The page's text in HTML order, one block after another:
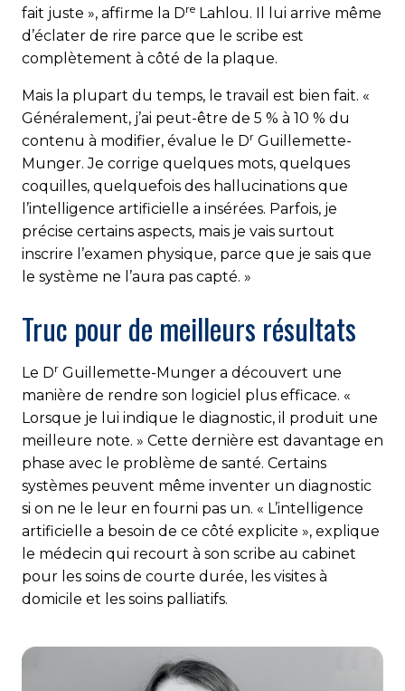
fait juste », affirme la Dre Lahlou. Il lui arrive même
d’éclater de rire parce que le scribe est
complètement à côté de la plaque.
Mais la plupart du temps, le travail est bien fait. «
Généralement, j’ai peut-être de 5 % à 10 % du
contenu à modifier, évalue le Dr Guillemette-
Munger. Je corrige quelques mots, quelques
coquilles, quelquefois des hallucinations que
l’intelligence artificielle a insérées. Parfois, je
précise certains aspects, mais je vais surtout
inscrire l’examen physique, parce que je sais que
le système ne l’aura pas capté. »
Truc pour de meilleurs résultats
Le Dr Guillemette-Munger a découvert une
manière de rendre son logiciel plus efficace. «
Lorsque je lui indique le diagnostic, il produit une
meilleure note. » Cette dernière est davantage en
phase avec le problème de santé. Certains
systèmes peuvent même inventer un diagnostic
si on ne le leur en fourni pas un. « L’intelligence
artificielle a besoin de ce côté explicite », explique
le médecin qui recourt à son scribe au cabinet
pour les soins de courte durée, les visites à
domicile et les soins palliatifs.